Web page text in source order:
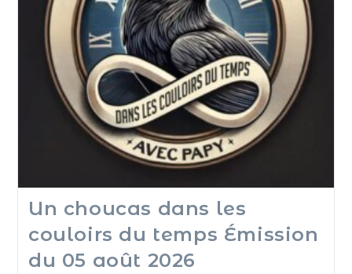
Un choucas dans les
couloirs du temps Émission
du 05 août 2026